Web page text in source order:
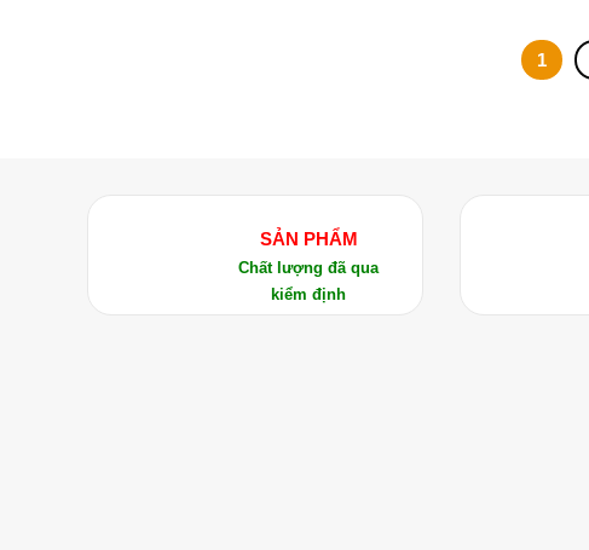
1
SẢN PHẨM
Chất lượng đã qua
kiểm định